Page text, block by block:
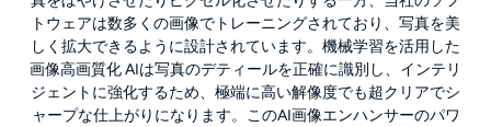
トウェアは数多くの画像でトレーニングされており、写真を美
しく拡大できるように設計されています。機械学習を活用した
画像高画質化 AIは写真のデティールを正確に識別し、インテリ
ジェントに強化するため、極端に高い解像度でも超クリアでシ
ャープな仕上がりになります。このAI画像エンハンサーのパワ